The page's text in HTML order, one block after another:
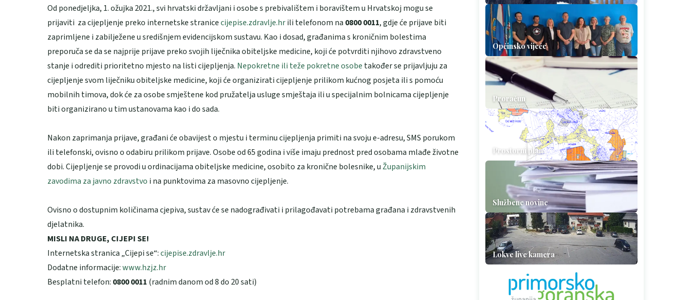
Od ponedjeljka, 1. ožujka 2021., svi hrvatski državljani i osobe s prebivalištem i boravištem u Hrvatskoj mogu se
prijaviti za cijepljenje preko internetske stranicecijepise.zdravlje.hrili telefonom na 0800 0011, gdje će prijave biti
zaprimljene i zabilježene u središnjem evidencijskom sustavu. Kao i dosad, građanima s kroničnim bolestima
preporuča se da se najprije prijave preko svojih liječnika obiteljske medicine, koji će potvrditi njihovo zdravstveno
stanje i odrediti prioritetno mjesto na listi cijepljenja. Nepokretne ili teže pokretne osobe također se prijavljuju za
cijepljenje svom liječniku obiteljske medicine, koji će organizirati cijepljenje prilikom kućnog posjeta ili s pomoću
mobilnih timova, dok će za osobe smještene kod pružatelja usluge smještaja ili u specijalnim bolnicama cijepljenje
biti organizirano u tim ustanovama kao i do sada.
Nakon zaprimanja prijave, građani će obavijest o mjestu i terminu cijepljenja primiti na svoju e-adresu, SMS porukom
ili telefonski, ovisno o odabiru prilikom prijave. Osobe od 65 godina i više imaju prednost pred osobama mlađe životne
dobi. Cijepljenje se provodi u ordinacijama obiteljske medicine, osobito za kronične bolesnike, uŽupanijskim
zavodima za javno zdravstvo i na punktovima za masovno cijepljenje.
Ovisno o dostupnim količinama cjepiva, sustav će se nadograđivati i prilagođavati potrebama građana i zdravstvenih
djelatnika.
MISLI NA DRUGE, CIJEPI SE!
Internetska stranica „Cijepi se“:cijepise.zdravlje.hr
Dodatne informacije:www.hzjz.hr
Besplatni telefon: 0800 0011 (radnim danom od 8 do 20 sati)
Općinsko vijeće
Proračun
Prostorni plan
Službene novine
Lokve live kamera